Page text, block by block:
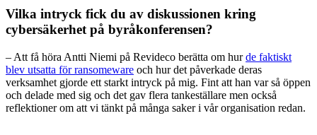
Vilka intryck fick du av diskussionen kring
cybersäkerhet på byråkonferensen?
– Att få höra Antti Niemi på Revideco berätta om hurde faktiskt
blev utsatta för ransomeware och hur det påverkade deras
verksamhet gjorde ett starkt intryck på mig. Fint att han var så öppen
och delade med sig och det gav flera tankeställare men också
reflektioner om att vi tänkt på många saker i vår organisation redan.